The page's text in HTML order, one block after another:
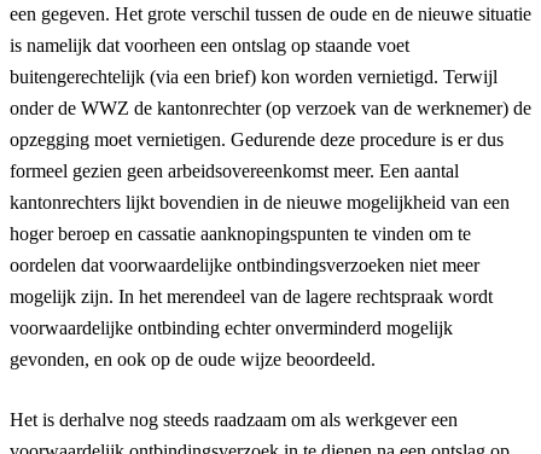
een gegeven. Het grote verschil tussen de oude en de nieuwe situatie
is namelijk dat voorheen een ontslag op staande voet
buitengerechtelijk (via een brief) kon worden vernietigd. Terwijl
onder de WWZ de kantonrechter (op verzoek van de werknemer) de
opzegging moet vernietigen. Gedurende deze procedure is er dus
formeel gezien geen arbeidsovereenkomst meer. Een aantal
kantonrechters lijkt bovendien in de nieuwe mogelijkheid van een
hoger beroep en cassatie aanknopingspunten te vinden om te
oordelen dat voorwaardelijke ontbindingsverzoeken niet meer
mogelijk zijn. In het merendeel van de lagere rechtspraak wordt
voorwaardelijke ontbinding echter onverminderd mogelijk
gevonden, en ook op de oude wijze beoordeeld.
Het is derhalve nog steeds raadzaam om als werkgever een